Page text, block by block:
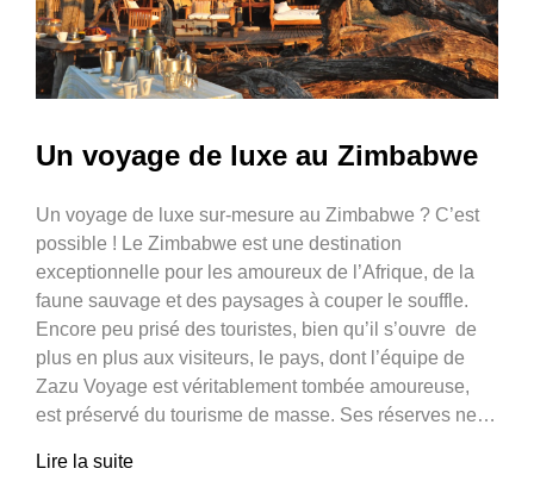
Un voyage de luxe au Zimbabwe
Un voyage de luxe sur-mesure au Zimbabwe ? C’est
possible ! Le Zimbabwe est une destination
exceptionnelle pour les amoureux de l’Afrique, de la
faune sauvage et des paysages à couper le souffle.
Encore peu prisé des touristes, bien qu’il s’ouvre de
plus en plus aux visiteurs, le pays, dont l’équipe de
Zazu Voyage est véritablement tombée amoureuse,
est préservé du tourisme de masse. Ses réserves ne…
Lire la suite